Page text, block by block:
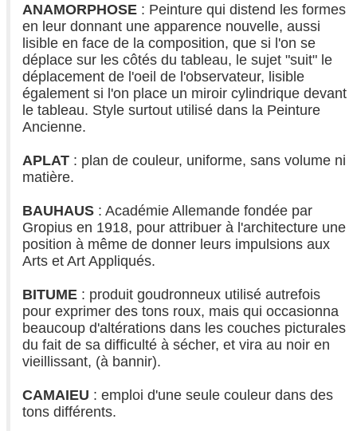
ANAMORPHOSE : Peinture qui distend les formes
en leur donnant une apparence nouvelle, aussi
lisible en face de la composition, que si l'on se
déplace sur les côtés du tableau, le sujet "suit" le
déplacement de l'oeil de l'observateur, lisible
également si l'on place un miroir cylindrique devant
le tableau. Style surtout utilisé dans la Peinture
Ancienne.
APLAT : plan de couleur, uniforme, sans volume ni
matière.
BAUHAUS : Académie Allemande fondée par
Gropius en 1918, pour attribuer à l'architecture une
position à même de donner leurs impulsions aux
Arts et Art Appliqués.
BITUME : produit goudronneux utilisé autrefois
pour exprimer des tons roux, mais qui occasionna
beaucoup d'altérations dans les couches picturales
du fait de sa difficulté à sécher, et vira au noir en
vieillissant, (à bannir).
CAMAIEU : emploi d'une seule couleur dans des
tons différents.